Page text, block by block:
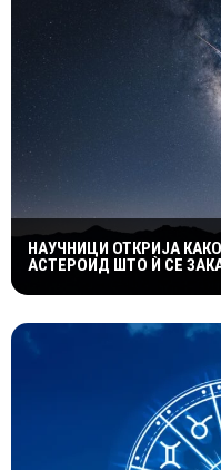
НАУЧНИЦИ ОТКРИЈА
АСТЕРОИД ШТО Ѝ СЕ